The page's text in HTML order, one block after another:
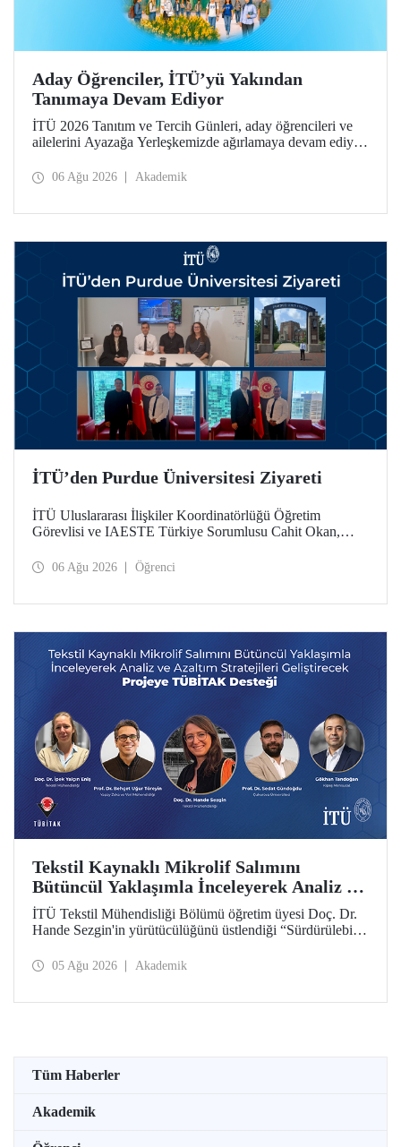
Aday Öğrenciler, İTÜ’yü Yakından
Tanımaya Devam Ediyor
İTÜ 2026 Tanıtım ve Tercih Günleri, aday öğrencileri ve
ailelerini Ayazağa Yerleşkemizde ağırlamaya devam ediyor.
ilgili fakülte ve birimler adaylara bilgi vermeye devam
06 Ağu 2026 Akademik
İTÜ’den Purdue Üniversitesi Ziyareti
İTÜ Uluslararası İlişkiler Koordinatörlüğü Öğretim
Görevlisi ve IAESTE Türkiye Sorumlusu Cahit Okan,
Temmuz tarihlerinde ABD’de dünyanın önde gelen
06 Ağu 2026 Öğrenci
Tekstil Kaynaklı Mikrolif Salımını
Bütüncül Yaklaşımla İnceleyerek Analiz ve
Azaltım Stratejileri Geliştirecek Projeye
TÜBİTAK Desteği
İTÜ Tekstil Mühendisliği Bölümü öğretim üyesi Doç. Dr.
Hande Sezgin'in yürütücülüğünü üstlendiği “Sürdürülebilir
Koşullarına Bağlı Mikrolif Salımı: Aşınma, UV Maruziyeti
05 Ağu 2026 Akademik
Tüm Haberler
Akademik